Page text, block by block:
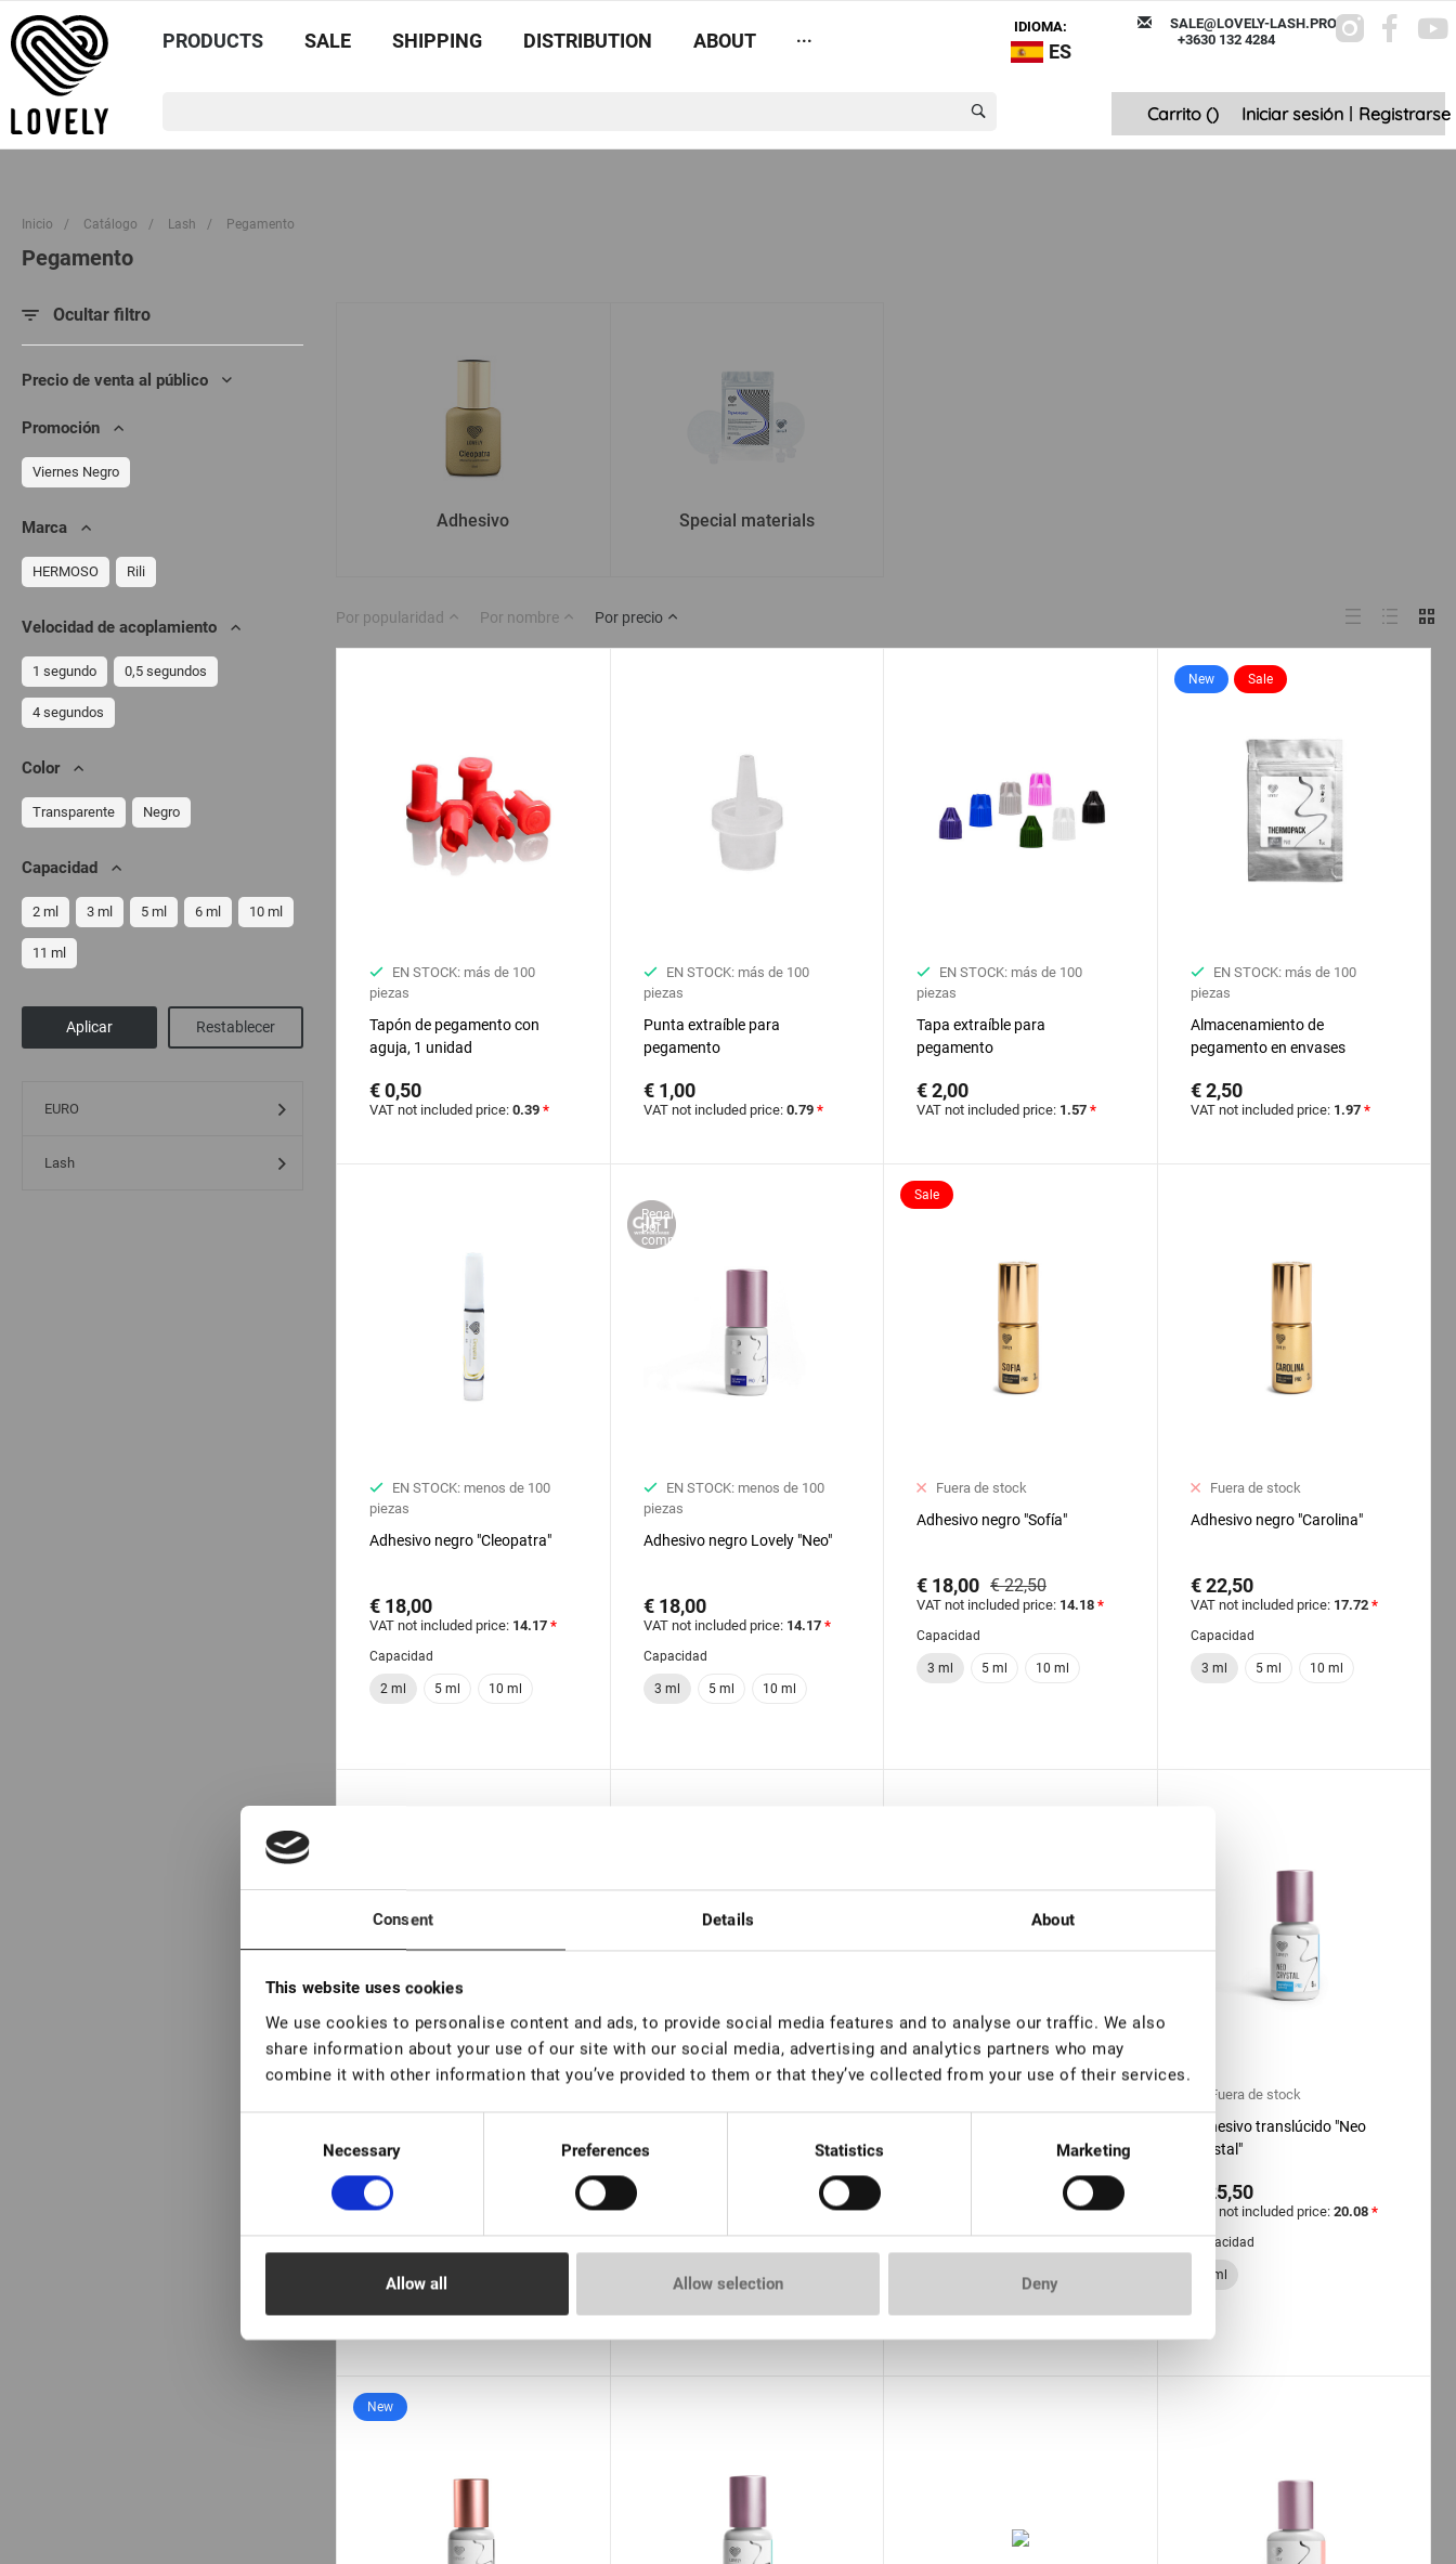
Consent Details About
This website uses cookies
We use cookies to personalise content and ads, to provide social media features and to analyse our traffic. We also
share information about your use of our site with our social media, advertising and analytics partners who may
combine it with other information that you’ve provided to them or that they’ve collected from your use of their services.
Necessary Preferences Statistics Marketing
Deny
Allow selection
Allow all
PRODUCTS SALE SHIPPING DISTRIBUTION ABOUT ... IDIOMA:
ES
SALE@LOVELY-LASH.PRO
+3630 132 4284
Carrito () Iniciar sesión | Registrarse
Inicio / Catálogo / Lash / Pegamento
Pegamento
Ocultar filtro
Precio de venta al público
Promoción
Viernes Negro
Marca
HERMOSO Rili
Velocidad de acoplamiento
1 segundo 0,5 segundos
4 segundos
Color
Transparente Negro
Capacidad
2 ml 3 ml 5 ml 6 ml 10 ml
11 ml
EURO
Lash
Adhesivo Special materials
Por popularidad Por nombre Por precio
EN STOCK: más de 100
piezas
Tapón de pegamento con
aguja, 1 unidad
€ 0,50
VAT not included price: 0.39 *
EN STOCK: más de 100
piezas
Punta extraíble para
pegamento
€ 1,00
VAT not included price: 0.79 *
EN STOCK: más de 100
piezas
Tapa extraíble para
pegamento
€ 2,00
VAT not included price: 1.57 *
New Sale
EN STOCK: más de 100
piezas
Almacenamiento de
pegamento en envases
€ 2,50
VAT not included price: 1.97 *
EN STOCK: menos de 100
piezas
Adhesivo negro "Cleopatra"
€ 18,00
VAT not included price: 14.17 *
Capacidad
2 ml 5 ml 10 ml
Regalo
por
compra
EN STOCK: menos de 100
piezas
Adhesivo negro Lovely "Neo"
€ 18,00
VAT not included price: 14.17 *
Capacidad
3 ml 5 ml 10 ml
Sale
Fuera de stock
Adhesivo negro "Sofía"
€ 18,00 € 22,50
VAT not included price: 14.18 *
Capacidad
3 ml 5 ml 10 ml
Fuera de stock
Adhesivo negro "Carolina"
€ 22,50
VAT not included price: 17.72 *
Capacidad
3 ml 5 ml 10 ml
piezas
Adhesivo negro "Power"
€ 23,00
VAT not included price:18.11 *
5 ml
piezas
Adhesivo negro Lovely
VAT not included price:19.69 *
5 ml
piezas
Adhesivo negro Lovely
VAT not included price:19.69 *
Fuera de stock
Adhesivo translúcido "Neo
Crystal"
€ 25,50
VAT not included price: 20.08 *
Capacidad
5 ml
New